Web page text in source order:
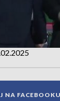
NA FACEBOOKU